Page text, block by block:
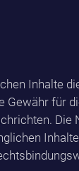
Inhalte
Gewähr für